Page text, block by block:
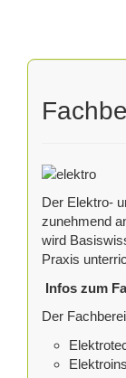
Der Elektro-
zunehmend
wird
Praxis
Infos zum
Der